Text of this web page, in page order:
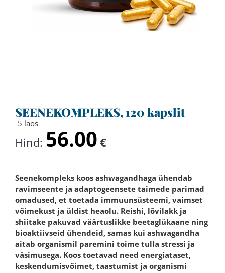
SEENEKOMPLEKS, 120 kapslit
5 laos
Hind: 56.00 €
Seenekompleks koos ashwagandhaga ühendab
ravimseente ja adaptogeensete taimede parimad
omadused, et toetada immuunsüsteemi, vaimset
võimekust ja üldist heaolu. Reishi, lõvilakk ja
shiitake pakuvad väärtuslikke beetaglükaane ning
bioaktiivseid ühendeid, samas kui ashwagandha
aitab organismil paremini toime tulla stressi ja
väsimusega. Koos toetavad need energiataset,
keskendumisvõimet, taastumist ja organismi